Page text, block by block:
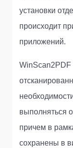
установки
происходит
приложений.
WinScan2PDF
выполняться
причем в
сохранены в